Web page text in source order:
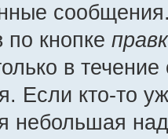
по кнопке
в
Если кто-то
небольшая